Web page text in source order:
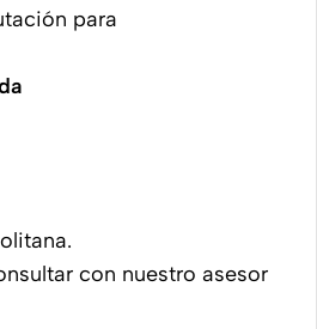
para
con nuestro asesor